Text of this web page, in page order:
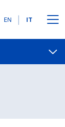
Lingue
EN IT
Contatti
Open